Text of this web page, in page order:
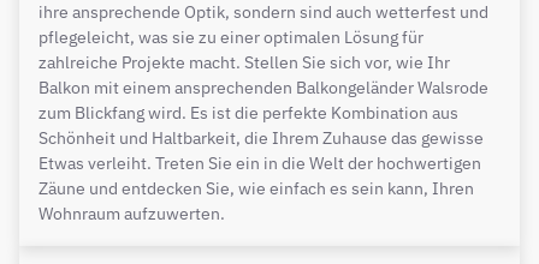
ihre ansprechende Optik, sondern sind auch wetterfest und
pflegeleicht, was sie zu einer optimalen Lösung für
zahlreiche Projekte macht. Stellen Sie sich vor, wie Ihr
Balkon mit einem ansprechenden Balkongeländer Walsrode
zum Blickfang wird. Es ist die perfekte Kombination aus
Schönheit und Haltbarkeit, die Ihrem Zuhause das gewisse
Etwas verleiht. Treten Sie ein in die Welt der hochwertigen
Zäune und entdecken Sie, wie einfach es sein kann, Ihren
Wohnraum aufzuwerten.